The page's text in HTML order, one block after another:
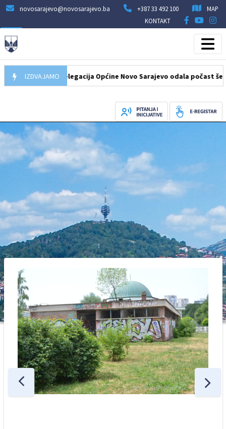
novosarajevo@novosarajevo.ba +387 33 492 100
MAP
KONTAKT
IZDVAJAMO
Delegacija Općine Novo Sarajevo odala počast šehidima i